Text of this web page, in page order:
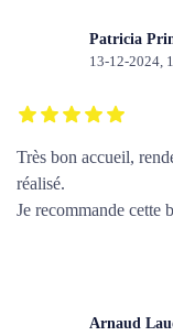
Patricia
13-12-2024,
Très bon accueil,
réalisé.
Je recommande cette
Arnaud